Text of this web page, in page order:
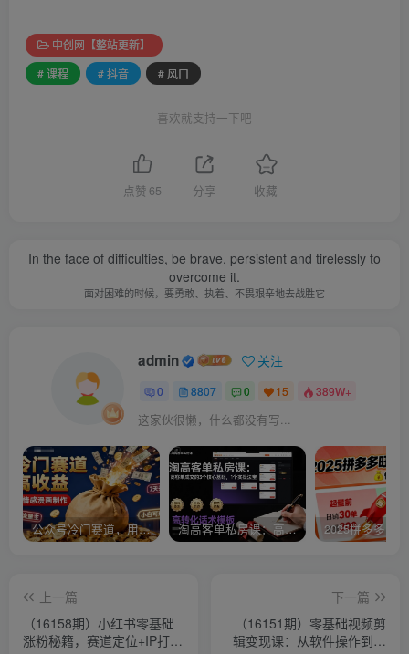
中创网【整站更新】
# 课程
# 抖音 # 风口
喜欢就支持一下吧
点赞 65 分享 收藏
In the face of difficulties, be brave, persistent and tirelessly to
overcome it.
面对困难的时候，要勇敢、执着、不畏艰辛地去战胜它
admin 关注
0 8807 0 15 389W+
这家伙很懒，什么都没有写...
公众号冷门赛道，用AI做情感漫画，7天开通流量主，操作简单，小白可玩 淘高客单私房课：高客单成交的3个核心基础，1个实操法宝
上一篇
（16158期）小红书零基础
涨粉秘籍，赛道定位+IP打造
下一篇
（16151期）零基础视频剪
辑变现课：从软件操作到商